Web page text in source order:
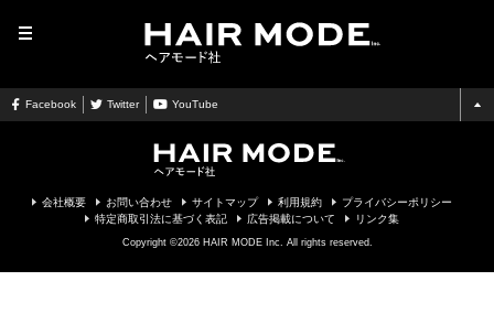
Facebook Twitter YouTube
会社概要 お問い合わせ サイトマップ 利用規約
プライバシーポリシー
特定商取引法に基づく表記
広告掲載について リンク集
Copyright ©2026 HAIR MODE Inc. All rights reserved.